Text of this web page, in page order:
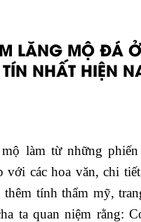
LĂNG MỘ ĐÁ
NHẤT HIỆN
làm từ những phiến
các hoa văn, chi
thêm tính thẩm mỹ,
ta quan niệm rằng: